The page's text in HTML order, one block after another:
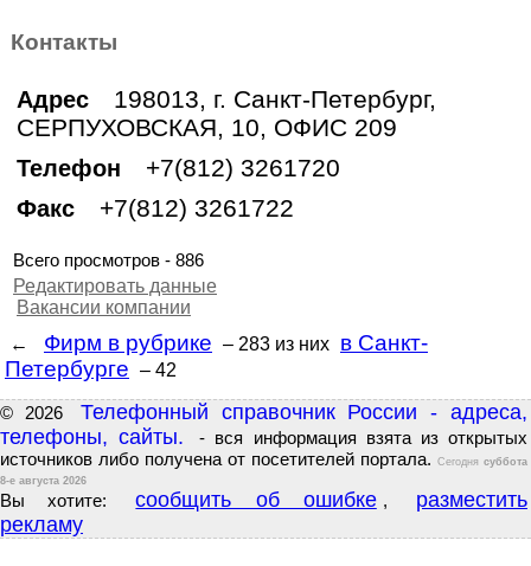
Контакты
Адрес
198013, г. Санкт-Петербург,
СЕРПУХОВСКАЯ, 10, ОФИС 209
Телефон +7(812) 3261720
Факс +7(812) 3261722
Всего просмотров - 886
Редактировать данные
Вакансии компании
←
Фирм в рубрике – 283 из них в Санкт-
Петербурге – 42
© 2026
Телефонный справочник России - адреса,
телефоны, сайты.
- вся информация взята из открытых
источников либо получена от посетителей портала. Сегодня суббота
8-е августа 2026
Вы хотите: сообщить об ошибке ,
разместить
рекламу